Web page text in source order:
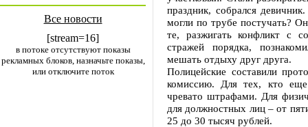
Все новости
[stream=16]
в потоке отсутствуют показы
рекламных блоков, назначьте показы,
или отключите поток
праздник, собрался
могли по трубе постучать?
те, разжигать конфликт с
стражей порядка,
мешать отдыху друг друга.
Полицейские составили
комиссию. Для тех, кто
чревато штрафами. Для
для должностных лиц – от
25 до 30 тысяч рублей.